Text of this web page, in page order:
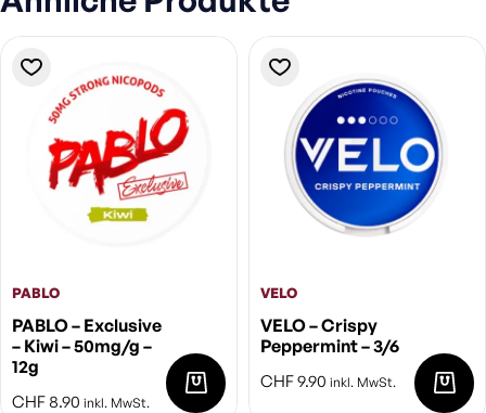
PABLO
PABLO – Exclusive
– Kiwi – 50mg/g –
12g
CHF 8.90 inkl. MwSt.
VELO
VELO – Crispy
Peppermint – 3/6
CHF9.90 inkl. MwSt.